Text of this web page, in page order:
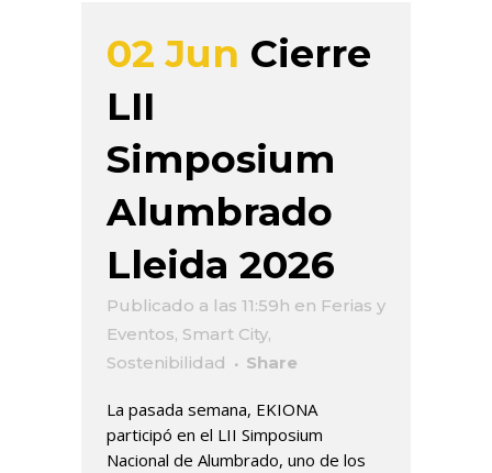
02 Jun Cierre
LII
Simposium
Alumbrado
Lleida 2026
Publicado a las 11:59h en Ferias y
Eventos, Smart City,
Sostenibilidad
Share
La pasada semana, EKIONA
participó en el LII Simposium
Nacional de Alumbrado, uno de los